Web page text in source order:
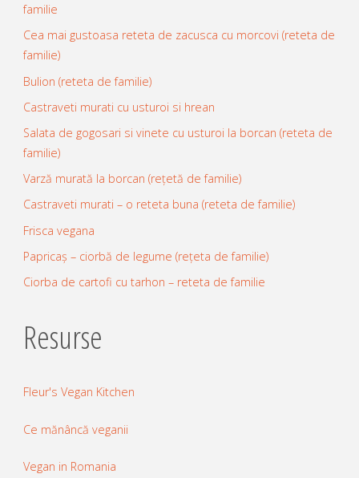
familie
Cea mai gustoasa reteta de zacusca cu morcovi (reteta de
familie)
Bulion (reteta de familie)
Castraveti murati cu usturoi si hrean
Salata de gogosari si vinete cu usturoi la borcan (reteta de
familie)
Varză murată la borcan (rețetă de familie)
Castraveti murati – o reteta buna (reteta de familie)
Frisca vegana
Papricaș – ciorbă de legume (rețeta de familie)
Ciorba de cartofi cu tarhon – reteta de familie
Resurse
Fleur's Vegan Kitchen
Ce mănâncă veganii
Vegan in Romania